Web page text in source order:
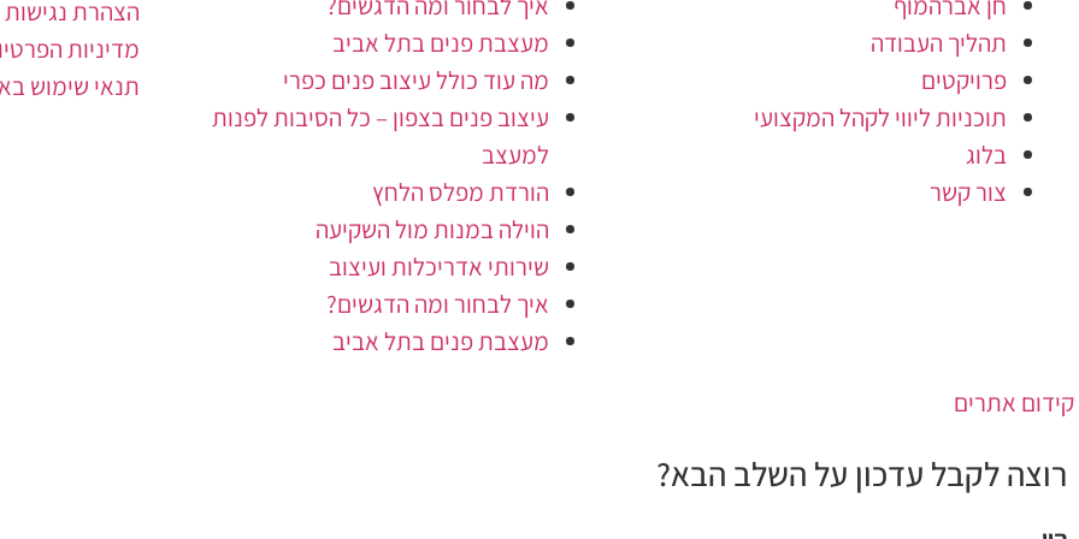
תהליך העבודה
פרויקטים
תוכניות ליווי לקהל המקצועי
בלוג
צור קשר
מעצבת פנים בתל אביב
מה עוד כולל עיצוב פנים כפרי
עיצוב פנים בצפון – כל הסיבות לפנות
למעצב
הורדת מפלס הלחץ
הוילה במנות מול השקיעה
שירותי אדריכלות ועיצוב
איך לבחור ומה הדגשים?
מעצבת פנים בתל אביב
הצהרת נגישות
מדיניות
תנאי שימוש
קידום אתרים
רוצה לקבל עדכון על השלב הבא?